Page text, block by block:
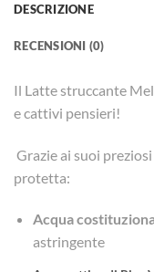
DESCRIZIONE
RECENSIONI (0)
Il Latte struccante
e cattivi pensieri!
Grazie ai suoi
protetta:
Acqua
astringente